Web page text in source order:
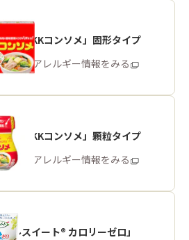
味の素KKコンソメ」固形タイプ
商品・アレルギー情報をみる
の素KKコンソメ」顆粒タイプ
商品・アレルギー情報をみる
ルスイート® カロリーゼロ」